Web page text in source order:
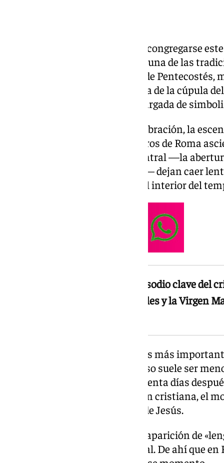
Miles de personas han vuelto a congregarse
Panteón de Roma para asistir a una de las
de Italia. Al término de la misa de Pentecostés,
han caído desde la gran abertura de la cúpula
visitantes, en una ceremonia cargada de
Para quien no conozca esta celebración, la
Miembros del cuerpo de bomberos de Roma
del Panteón y, desde el óculo central —la
diámetro que corona el edificio— dejan caer
suenan cánticos religiosos en el interior del
La imagen busca recrear un episodio clave del
Espíritu Santo sobre los apóstoles y la Virgen
Pentecostés es una de las fechas más
aunque fuera del ámbito religioso suele ser
Semana Santa. Se celebra cincuenta días
y conmemora, según la tradición cristiana, el
descendió sobre los discípulos de Jesús.
Ese episodio bíblico describe la aparición de
inspiración y fortaleza espiritual. De ahí que